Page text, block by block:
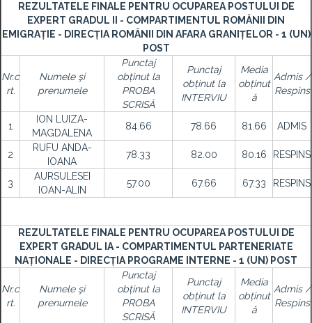
REZULTATELE FINALE PENTRU OCUPAREA POSTULUI DE
EXPERT GRADUL II - COMPARTIMENTUL ROMÂNII DIN
EMIGRAȚIE - DIRECȚIA ROMÂNII DIN AFARA GRANIȚELOR - 1 (UN)
POST
Nr.c
rt.
Numele şi
prenumele
Punctaj
obținut la
PROBA
SCRISĂ
Punctaj
obținut la
INTERVIU
Media
obținut
ă
Admis /
Respins
1
ION LUIZA-
MAGDALENA
84.66 78.66 81.66 ADMIS
2
RUFU ANDA-
IOANA
78.33 82.00 80.16 RESPINS
3
AURSULESEI
IOAN-ALIN
57.00 67.66 67.33 RESPINS
REZULTATELE FINALE PENTRU OCUPAREA POSTULUI DE
EXPERT GRADUL IA - COMPARTIMENTUL PARTENERIATE
NAȚIONALE - DIRECȚIA PROGRAME INTERNE - 1 (UN) POST
Nr.c
rt.
Numele şi
prenumele
Punctaj
obținut la
PROBA
SCRISĂ
Punctaj
obținut la
INTERVIU
Media
obținut
ă
Admis /
Respins